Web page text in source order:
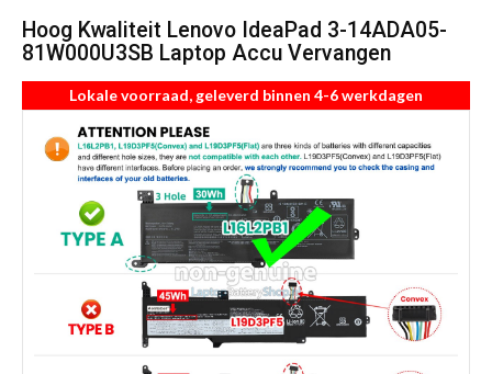
Hoog Kwaliteit Lenovo IdeaPad 3-14ADA05-
81W000U3SB Laptop Accu Vervangen
Lokale voorraad, geleverd binnen 4-6 werkdagen